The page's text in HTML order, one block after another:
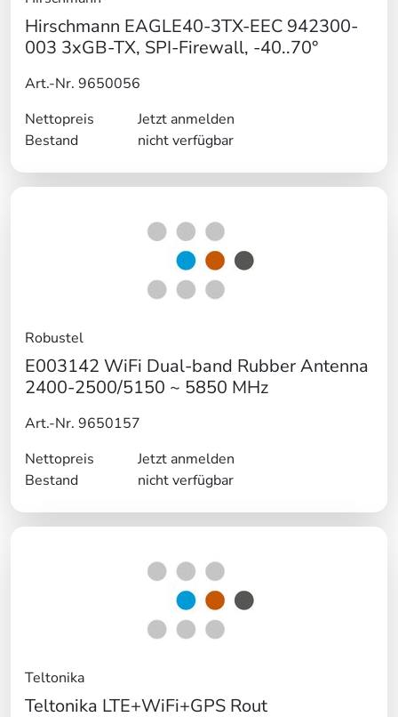
Hirschmann EAGLE40-3TX-EEC 942300-
003 3xGB-TX, SPI-Firewall, -40..70°
Art.-Nr. 9650056
Nettopreis
Jetzt anmelden
Bestand
nicht verfügbar
Robustel
E003142 WiFi Dual-band Rubber Antenna
2400-2500/5150 ~ 5850 MHz
Art.-Nr. 9650157
Nettopreis
Jetzt anmelden
Bestand
nicht verfügbar
Teltonika
Teltonika LTE+WiFi+GPS Rout